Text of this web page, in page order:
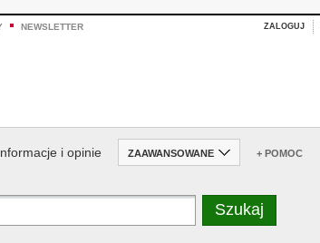
NEWSLETTER ZALOGUJ
i opinie ZAAWANSOWANE + POMOC